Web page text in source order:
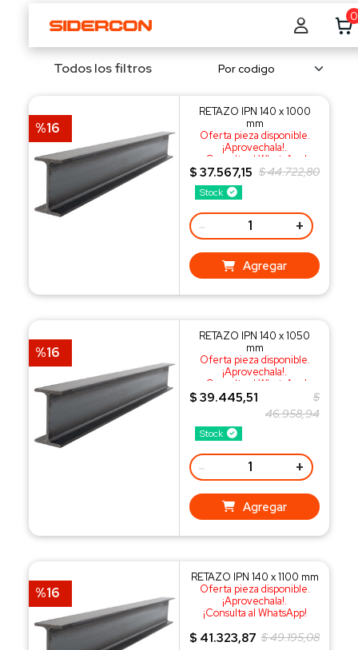
0
Todos los filtros
%16
Stock
RETAZO IPN 140 x 1000
mm
Oferta pieza disponible.
¡Aprovechala!.
¡Consulta al WhatsApp!
$ 37.567,15 $ 44.722,80
- +
Agregar
%16
Stock
RETAZO IPN 140 x 1050
mm
Oferta pieza disponible.
¡Aprovechala!.
¡Consulta al WhatsApp!
$ 39.445,51
$
46.958,94
- +
Agregar
%16
RETAZO IPN 140 x 1100 mm
Oferta pieza disponible.
¡Aprovechala!.
¡Consulta al WhatsApp!
$ 41.323,87 $ 49.195,08